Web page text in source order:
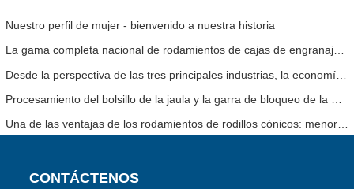
Nuestro perfil de mujer - bienvenido a nuestra historia
La gama completa nacional de rodamientos de cajas de engranajes de energía eólica de 8 MW de Axis Technology salió con éxito de la línea de montaje
Una de las ventajas de los rodamientos de rodillos cónicos: menor espacio de instalación
CONTÁCTENOS